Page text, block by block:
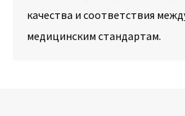
качества и соответствия
медицинским стандартам.